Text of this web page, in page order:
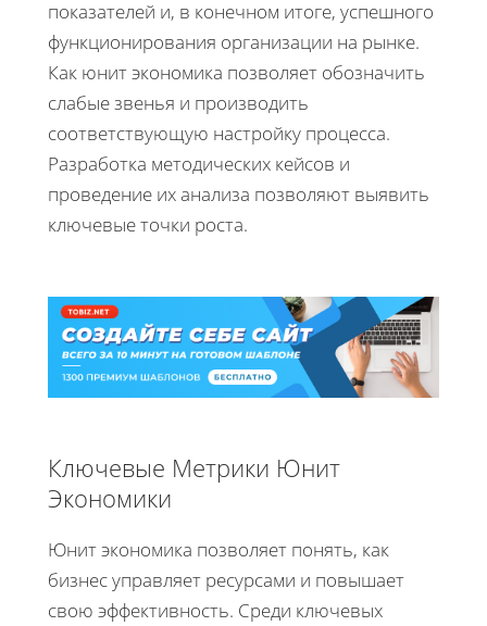
показателей и, в конечном итоге, успешного
функционирования организации на рынке.
Как юнит экономика позволяет обозначить
слабые звенья и производить
соответствующую настройку процесса.
Разработка методических кейсов и
проведение их анализа позволяют выявить
ключевые точки роста.
Ключевые Метрики Юнит
Экономики
Юнит экономика позволяет понять, как
бизнес управляет ресурсами и повышает
свою эффективность. Среди ключевых